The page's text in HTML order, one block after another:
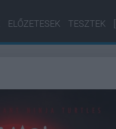
ELŐZETESEK TESZTEK